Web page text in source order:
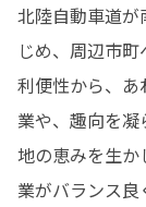
北陸自動車道
じめ、周辺市
利便性から、
業や、趣向を
地の恵みを生
業がバランス